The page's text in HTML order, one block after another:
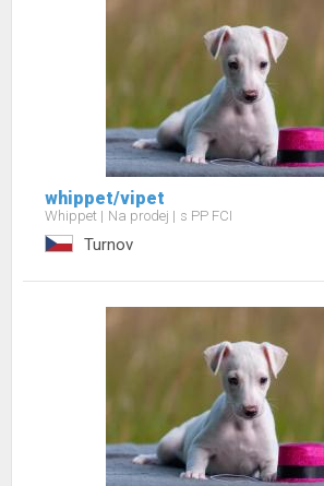
whippet/vipet
Whippet Na prodej s PP FCI
Turnov